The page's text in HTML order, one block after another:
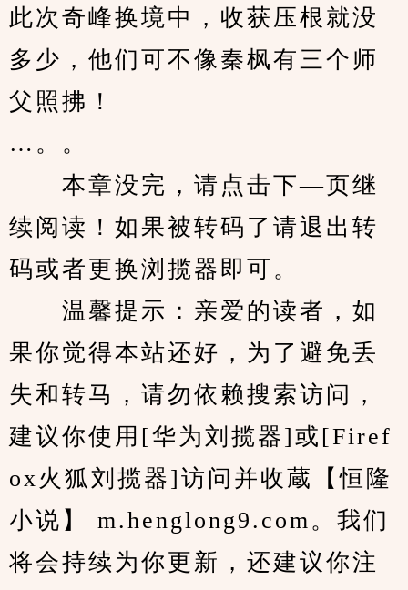
此次奇峰换境中，收获压根就没
多少，他们可不像秦枫有三个师
父照拂！
…。。
本章没完，请点击下—页继
续阅读！如果被转码了请退出转
码或者更换浏揽器即可。
温馨提示：亲爱的读者，如
果你觉得本站还好，为了避免丢
失和转马，请勿依赖搜索访问，
建议你使用[华为刘揽器]或[Firef
ox火狐刘揽器]访问并收蔵【恒隆
小说】 m.henglong9.com。我们
将会持续为你更新，还建议你注